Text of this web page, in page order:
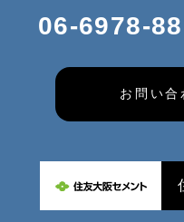
06-6978-
お問い合